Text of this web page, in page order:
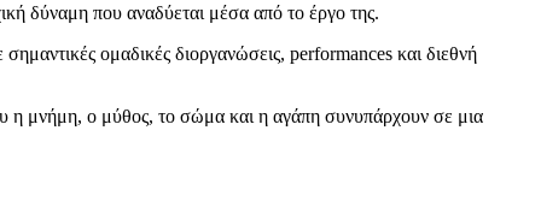
δύναμη που αναδύεται μέσα από το έργο της.
ομαδικές διοργανώσεις, performances και διεθνή
η μνήμη, ο μύθος, το σώμα και η αγάπη συνυπάρχουν σε μια